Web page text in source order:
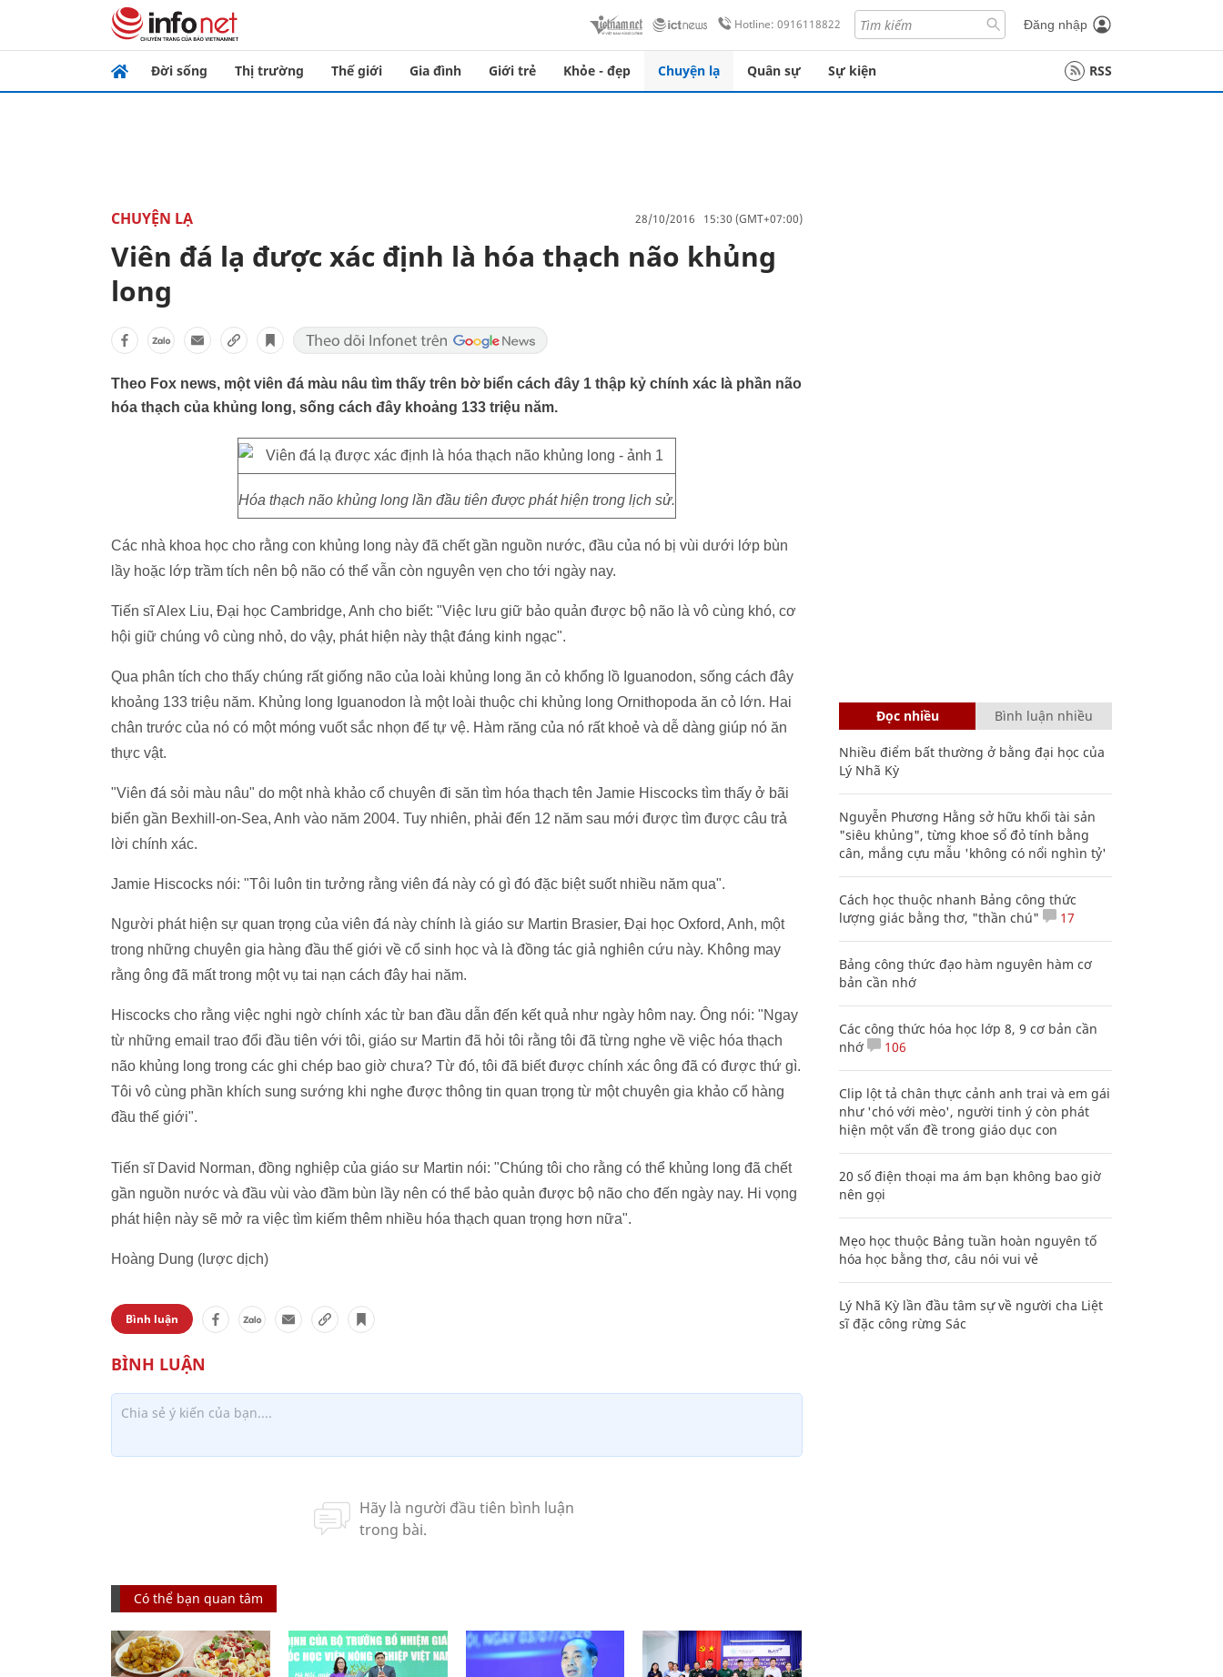
Hotline: 0916118822 Đăng nhập
Đời sống Thị trường Thế giới Gia đình Giới trẻ Khỏe - đẹp Chuyện lạ Quân sự Sự kiện RSS
CHUYỆN LẠ 28/10/2016 15:30 (GMT+07:00)
Viên đá lạ được xác định là hóa thạch não khủng
long
Theo Fox news, một viên đá màu nâu tìm thấy trên bờ biển cách đây 1 thập kỷ chính xác là phần não
hóa thạch của khủng long, sống cách đây khoảng 133 triệu năm.
Hóa thạch não khủng long lần đầu tiên được phát hiện trong lịch sử.
Các nhà khoa học cho rằng con khủng long này đã chết gần nguồn nước, đầu của nó bị vùi dưới lớp bùn
lầy hoặc lớp trầm tích nên bộ não có thể vẫn còn nguyên vẹn cho tới ngày nay.
Tiến sĩ Alex Liu, Đại học Cambridge, Anh cho biết: "Việc lưu giữ bảo quản được bộ não là vô cùng khó, cơ
hội giữ chúng vô cùng nhỏ, do vậy, phát hiện này thật đáng kinh ngạc".
Qua phân tích cho thấy chúng rất giống não của loài khủng long ăn cỏ khổng lồ Iguanodon, sống cách đây
khoảng 133 triệu năm. Khủng long Iguanodon là một loài thuộc chi khủng long Ornithopoda ăn cỏ lớn. Hai
chân trước của nó có một móng vuốt sắc nhọn để tự vệ. Hàm răng của nó rất khoẻ và dễ dàng giúp nó ăn
thực vật.
"Viên đá sỏi màu nâu" do một nhà khảo cổ chuyên đi săn tìm hóa thạch tên Jamie Hiscocks tìm thấy ở bãi
biển gần Bexhill-on-Sea, Anh vào năm 2004. Tuy nhiên, phải đến 12 năm sau mới được tìm được câu trả
lời chính xác.
Jamie Hiscocks nói: "Tôi luôn tin tưởng rằng viên đá này có gì đó đặc biệt suốt nhiều năm qua".
Người phát hiện sự quan trọng của viên đá này chính là giáo sư Martin Brasier, Đại học Oxford, Anh, một
trong những chuyên gia hàng đầu thế giới về cổ sinh học và là đồng tác giả nghiên cứu này. Không may
rằng ông đã mất trong một vụ tai nạn cách đây hai năm.
Hiscocks cho rằng việc nghi ngờ chính xác từ ban đầu dẫn đến kết quả như ngày hôm nay. Ông nói: "Ngay
từ những email trao đổi đầu tiên với tôi, giáo sư Martin đã hỏi tôi rằng tôi đã từng nghe về việc hóa thạch
não khủng long trong các ghi chép bao giờ chưa? Từ đó, tôi đã biết được chính xác ông đã có được thứ gì.
Tôi vô cùng phần khích sung sướng khi nghe được thông tin quan trọng từ một chuyên gia khảo cổ hàng
đầu thế giới".
Tiến sĩ David Norman, đồng nghiệp của giáo sư Martin nói: "Chúng tôi cho rằng có thể khủng long đã chết
gần nguồn nước và đầu vùi vào đầm bùn lầy nên có thể bảo quản được bộ não cho đến ngày nay. Hi vọng
phát hiện này sẽ mở ra việc tìm kiếm thêm nhiều hóa thạch quan trọng hơn nữa".
Hoàng Dung (lược dịch)
Bình luận
Có thể bạn quan tâm
Đọc nhiều Bình luận nhiều
Nhiều điểm bất thường ở bằng đại học của
Lý Nhã Kỳ
Nguyễn Phương Hằng sở hữu khối tài sản
"siêu khủng", từng khoe sổ đỏ tính bằng
cân, mắng cựu mẫu 'không có nổi nghìn tỷ'
Cách học thuộc nhanh Bảng công thức
lượng giác bằng thơ, "thần chú"
17
Bảng công thức đạo hàm nguyên hàm cơ
bản cần nhớ
Các công thức hóa học lớp 8, 9 cơ bản cần
nhớ
106
Clip lột tả chân thực cảnh anh trai và em gái
như 'chó với mèo', người tinh ý còn phát
hiện một vấn đề trong giáo dục con
20 số điện thoại ma ám bạn không bao giờ
nên gọi
Mẹo học thuộc Bảng tuần hoàn nguyên tố
hóa học bằng thơ, câu nói vui vẻ
Lý Nhã Kỳ lần đầu tâm sự về người cha Liệt
sĩ đặc công rừng Sác